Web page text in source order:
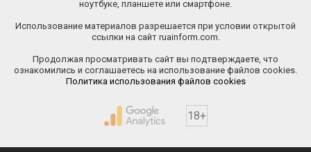
ноутбуке, планшете или смартфоне.
Использование материалов разрешается при условии открытой
ссылки на сайт ruainform.com.
Продолжая просматривать сайт вы подтверждаете, что
ознакомились и соглашаетесь на использование файлов cookies.
Политика использования файлов cookies
18+